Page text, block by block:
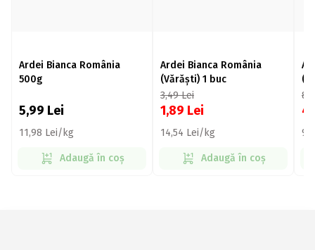
Ardei Bianca România
500g
5,99 Lei
11,98 Lei/kg
Adaugă în coș
Ardei Bianca România
(Vărăști) 1 buc
3,49Lei
1,89 Lei
14,54 Lei/kg
Adaugă în coș